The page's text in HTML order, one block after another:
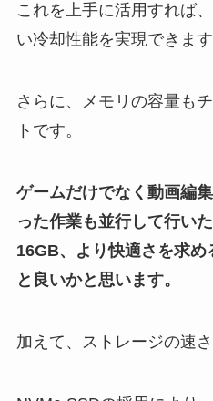
これを上手に活用すれば
い冷却性能を実現できます
さらに、メモリの容量も
トです。
ゲームだけでなく動画編
った作業も並行して行い
16GB、より快適さを求
と良いかと思います。
加えて、ストレージの速